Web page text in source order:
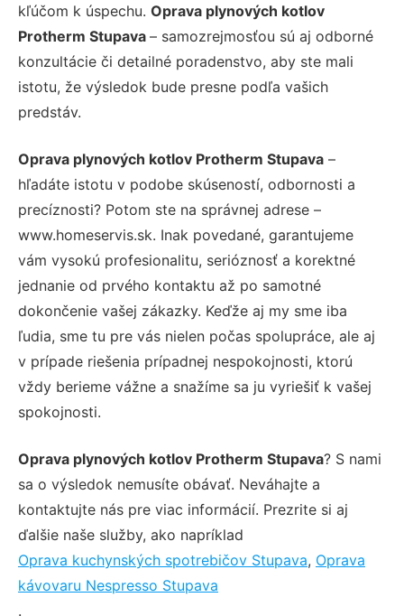
kľúčom k úspechu. Oprava plynových kotlov
Protherm Stupava – samozrejmosťou sú aj odborné
konzultácie či detailné poradenstvo, aby ste mali
istotu, že výsledok bude presne podľa vašich
predstáv.
Oprava plynových kotlov Protherm Stupava –
hľadáte istotu v podobe skúseností, odbornosti a
precíznosti? Potom ste na správnej adrese –
www.homeservis.sk. Inak povedané, garantujeme
vám vysokú profesionalitu, serióznosť a korektné
jednanie od prvého kontaktu až po samotné
dokončenie vašej zákazky. Keďže aj my sme iba
ľudia, sme tu pre vás nielen počas spolupráce, ale aj
v prípade riešenia prípadnej nespokojnosti, ktorú
vždy berieme vážne a snažíme sa ju vyriešiť k vašej
spokojnosti.
Oprava plynových kotlov Protherm Stupava? S nami
sa o výsledok nemusíte obávať. Neváhajte a
kontaktujte nás pre viac informácií. Prezrite si aj
ďalšie naše služby, ako napríklad
Oprava kuchynských spotrebičov Stupava, Oprava
kávovaru Nespresso Stupava
.